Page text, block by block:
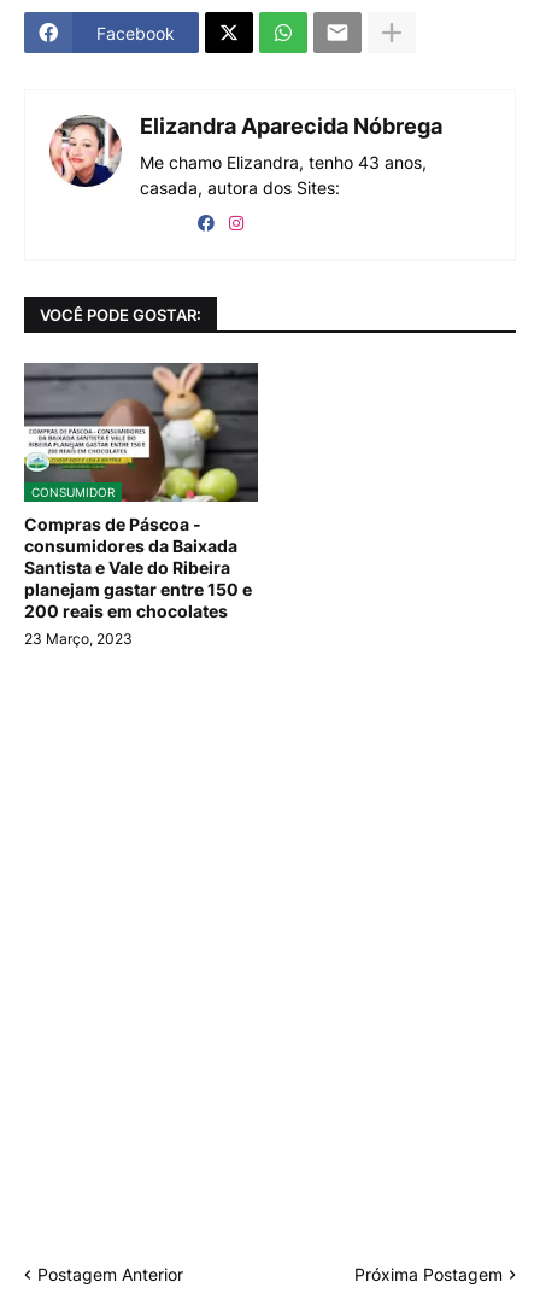
Facebook
Elizandra Aparecida Nóbrega
Me chamo Elizandra, tenho 43 anos,
casada, autora dos Sites:
VOCÊ PODE GOSTAR:
CONSUMIDOR
Compras de Páscoa -
consumidores da Baixada
Santista e Vale do Ribeira
planejam gastar entre 150 e
200 reais em chocolates
23 Março, 2023
Postagem Anterior Próxima Postagem